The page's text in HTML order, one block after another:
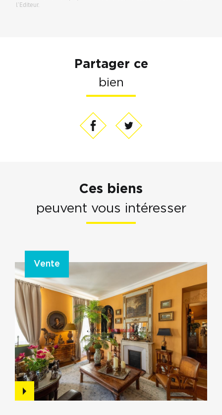
l’Editeur.
Partager ce
bien
Ces biens
peuvent vous intéresser
Vente